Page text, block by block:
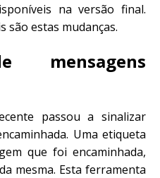
na versão final.
são estas mudanças.
mensagens
passou a sinalizar
Uma etiqueta
que foi encaminhada,
mesma. Esta ferramenta